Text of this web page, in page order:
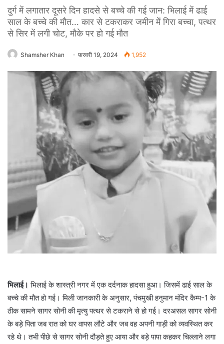
दुर्ग में लगातार दूसरे दिन हादसे से बच्चे की गई जान: भिलाई में ढाई
साल के बच्चे की मौत… कार से टकराकर जमीन में गिरा बच्चा, पत्थर
से सिर में लगी चोट, मौके पर हो गई मौत
Shamsher Khan फ़रवरी 19, 2024 1,952
भिलाई। भिलाई के शास्त्री नगर में एक दर्दनाक हादसा हुआ। जिसमें ढाई साल के
बच्चे की मौत हो गई। मिली जानकारी के अनुसार, पंचमुखी हनुमान मंदिर कैम्प-1 के
ठीक सामने सागर सोनी की मृत्यु पत्थर से टकराने से हो गई। दरअसल सागर सोनी
के बड़े पिता जब रात को घर वापस लौटे और जब वह अपनी गाड़ी को व्यवस्थित कर
रहे थे। तभी पीछे से सागर सोनी दौड़ते हुए आया और बड़े पापा कहकर चिल्लाने लगा